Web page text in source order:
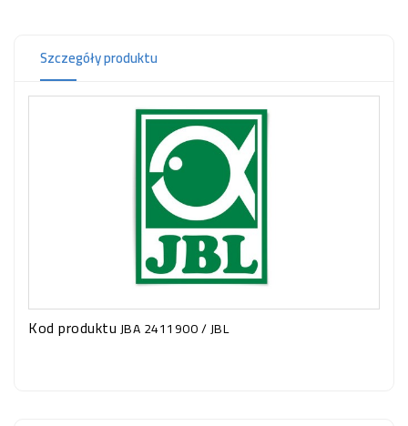
Szczegóły produktu
Kod produktuJBA 2411900 / JBL